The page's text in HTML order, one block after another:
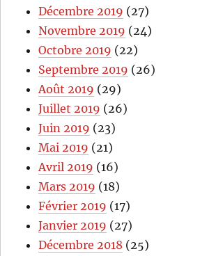
Décembre 2019 (27)
Novembre 2019 (24)
Octobre 2019 (22)
Septembre 2019 (26)
Août 2019 (29)
Juillet 2019 (26)
Juin 2019 (23)
Mai 2019 (21)
Avril 2019 (16)
Mars 2019 (18)
Février 2019 (17)
Janvier 2019 (27)
Décembre 2018 (25)